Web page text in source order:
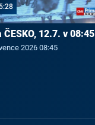
ČESKO, 12.7. v 08:45
2026 08:45